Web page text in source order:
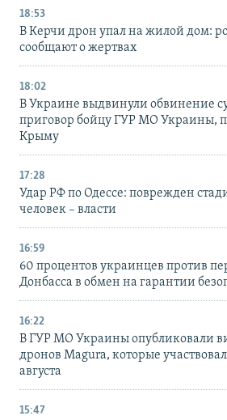
18:53
В Керчи дрон упал на жилой дом:
сообщают о жертвах
18:02
В Украине выдвинули обвинение
приговор бойцу ГУР МО Украины,
Крыму
17:28
Удар РФ по Одессе: поврежден
человек – власти
16:59
60 процентов украинцев против
Донбасса в обмен на гарантии
16:22
В ГУР МО Украины опубликовали
дронов Magura, которые
августа
15:47